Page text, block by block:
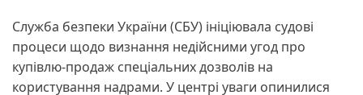
Служба безпеки України (СБУ) ініціювала судові
процеси щодо визнання недійсними угод про
купівлю-продаж спеціальних дозволів на
користування надрами. У центрі уваги опинилися